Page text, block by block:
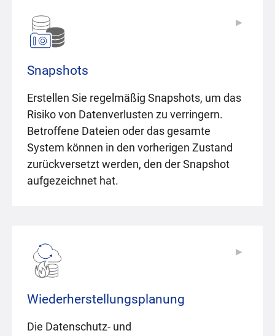
Snapshots
Erstellen Sie regelmäßig Snapshots, um das
Risiko von Datenverlusten zu verringern.
Betroffene Dateien oder das gesamte
System können in den vorherigen Zustand
zurückversetzt werden, den der Snapshot
aufgezeichnet hat.
▶
Wiederherstellungsplanung
Die Datenschutz- und
▶